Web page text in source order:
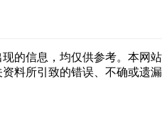
的信息，均仅供参考。本网
料所引致的错误、不确或遗